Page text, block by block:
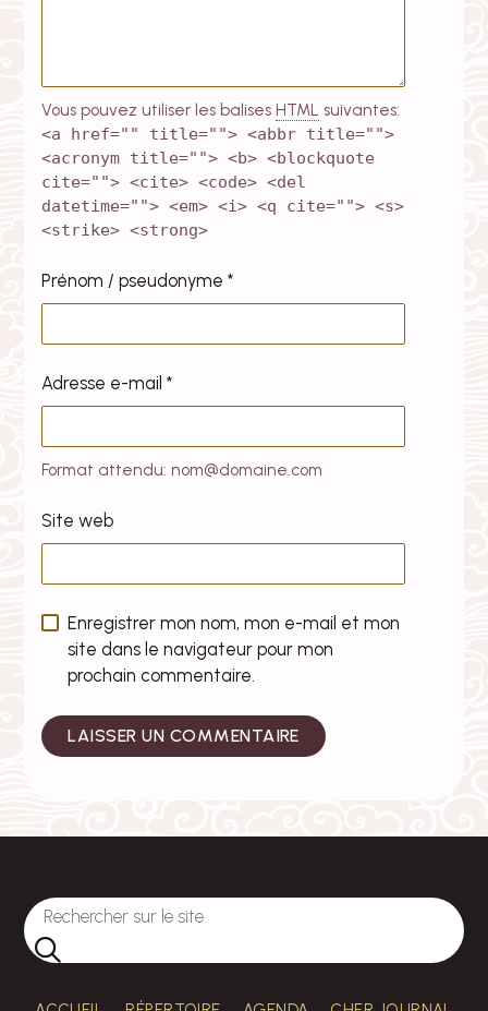
Vous pouvez utiliser les balises HTML suivantes:
<a href="" title=""> <abbr title="">
<acronym title=""> <b> <blockquote
cite=""> <cite> <code> <del
datetime=""> <em> <i> <q cite=""> <s>
<strike> <strong>
Prénom / pseudonyme*
Adresse e-mail*
Format attendu: nom@domaine.com
Site web
Enregistrer mon nom, mon e-mail et mon
site dans le navigateur pour mon
prochain commentaire.